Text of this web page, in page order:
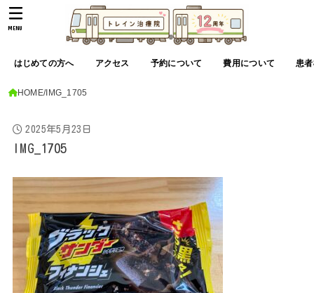
はじめての方へ アクセス 予約について 費用について 患
MENU
HOME IMG_1705
2025年5月23日
IMG_1705